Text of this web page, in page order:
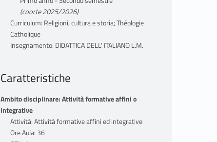
(coorte 2025/2026)
Curriculum: Religioni, cultura e storia; Théologie
Catholique
Insegnamento: DIDATTICA DELL' ITALIANO L.M.
Caratteristiche
Ambito disciplinare: Attività formative affini o
integrative
Attività: Attività formative affini ed integrative
Ore Aula: 36